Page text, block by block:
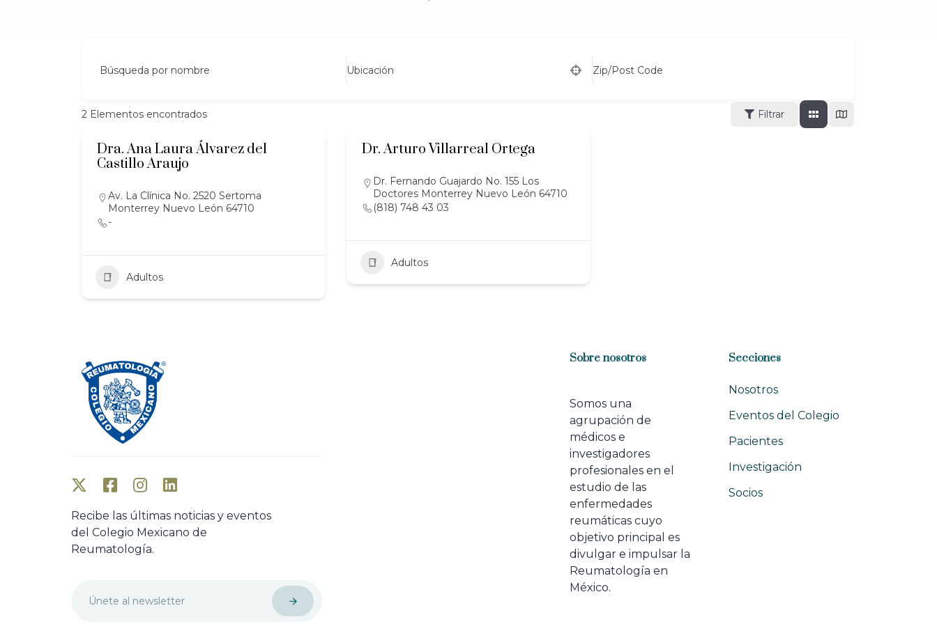
Búsqueda por nombre Ubicación Zip/Post Code
2 Elementos encontrados Filtrar
Dra. Ana Laura Álvarez del
Castillo Araujo
Av. La Clínica No. 2520 Sertoma
Monterrey Nuevo León 64710
-
Adultos
Dr. Arturo Villarreal Ortega
Dr. Fernando Guajardo No. 155 Los
Doctores Monterrey Nuevo León 64710
(818) 748 43 03
Adultos
Recibe las últimas noticias y eventos
del Colegio Mexicano de
Reumatología.
Sobre nosotros
Somos una
agrupación de
médicos e
investigadores
profesionales en el
estudio de las
enfermedades
reumáticas cuyo
objetivo principal es
divulgar e impulsar la
Reumatología en
México.
Secciones
Nosotros
Eventos del Colegio
Pacientes
Investigación
Socios